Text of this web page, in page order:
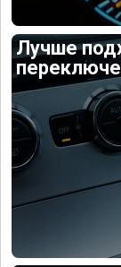
Лучше